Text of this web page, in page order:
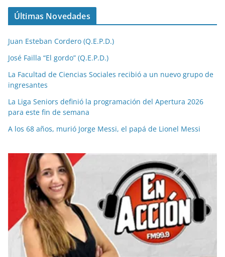
Últimas Novedades
Juan Esteban Cordero (Q.E.P.D.)
José Failla “El gordo” (Q.E.P.D.)
La Facultad de Ciencias Sociales recibió a un nuevo grupo de
ingresantes
La Liga Seniors definió la programación del Apertura 2026
para este fin de semana
A los 68 años, murió Jorge Messi, el papá de Lionel Messi